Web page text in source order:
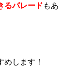
るパレード もあ
します！